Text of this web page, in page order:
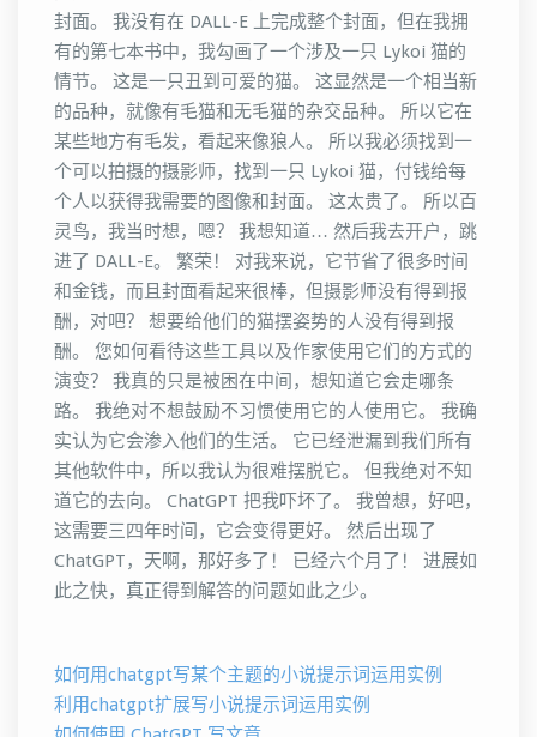
封面。 我没有在 DALL-E 上完成整个封面，但在我拥
有的第七本书中，我勾画了一个涉及一只 Lykoi 猫的
情节。 这是一只丑到可爱的猫。 这显然是一个相当新
的品种，就像有毛猫和无毛猫的杂交品种。 所以它在
某些地方有毛发，看起来像狼人。 所以我必须找到一
个可以拍摄的摄影师，找到一只 Lykoi 猫，付钱给每
个人以获得我需要的图像和封面。 这太贵了。 所以百
灵鸟，我当时想，嗯？ 我想知道… 然后我去开户，跳
进了 DALL-E。 繁荣！ 对我来说，它节省了很多时间
和金钱，而且封面看起来很棒，但摄影师没有得到报
酬，对吧？ 想要给他们的猫摆姿势的人没有得到报
酬。 您如何看待这些工具以及作家使用它们的方式的
演变？ 我真的只是被困在中间，想知道它会走哪条
路。 我绝对不想鼓励不习惯使用它的人使用它。 我确
实认为它会渗入他们的生活。 它已经泄漏到我们所有
其他软件中，所以我认为很难摆脱它。 但我绝对不知
道它的去向。 ChatGPT 把我吓坏了。 我曾想，好吧，
这需要三四年时间，它会变得更好。 然后出现了
ChatGPT，天啊，那好多了！ 已经六个月了！ 进展如
此之快，真正得到解答的问题如此之少。
如何用chatgpt写某个主题的小说提示词运用实例
利用chatgpt扩展写小说提示词运用实例